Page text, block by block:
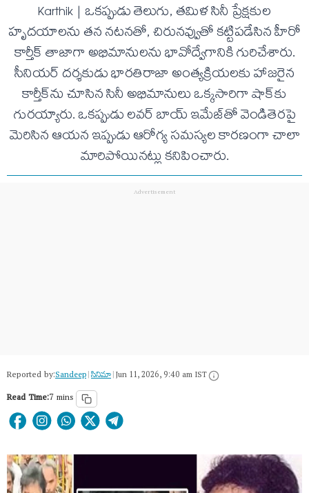
Karthik | ఒకప్పుడు తెలుగు, తమిళ సినీ ప్రేక్షకుల
హృదయాలను తన నటనతో, చిరునవ్వుతో కట్టిపడేసిన హీరో
కార్తీక్ తాజాగా అభిమానులను భావోద్వేగానికి గురిచేశారు.
సీనియర్ దర్శకుడు భారతిరాజా అంత్యక్రియలకు హాజరైన
కార్తీక్‌ను చూసిన సినీ అభిమానులు ఒక్కసారిగా షాక్‌కు
గురయ్యారు. ఒకప్పుడు లవర్ బాయ్ ఇమేజ్‌తో వెండితెరపై
మెరిసిన ఆయన ఇప్పుడు ఆరోగ్య సమస్యల కారణంగా చాలా
మారిపోయినట్లు కనిపించారు.
Reported by:Sandeep|సినిమా|Jun 11, 2026, 9:40 am IST
Read Time:7 mins